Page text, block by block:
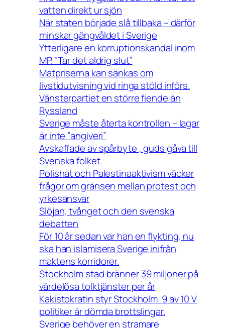
vatten direkt ur sjön
När staten började slå tillbaka – därför
minskar gängvåldet i Sverige
Ytterligare en korruptionskandal inom
MP. ”Tar det aldrig slut”
Matpriserna kan sänkas om
livstidutvisning vid ringa stöld införs.
Vänsterpartiet en större fiende än
Ryssland
Sverige måste återta kontrollen – lagar
är inte ”angiveri”
Avskaffade av spårbyte , guds gåva till
Svenska folket.
Polishat och Palestinaaktivism väcker
frågor om gränsen mellan protest och
yrkesansvar
Slöjan, tvånget och den svenska
debatten
För 10 år sedan var han en flykting, nu
ska han islamisera Sverige inifrån
maktens korridorer.
Stockholm stad bränner 39 miljoner på
värdelösa tolktjänster per år
Kakistokratin styr Stockholm. 9 av 10 V
politiker är dömda brottslingar.
Sverige behöver en stramare